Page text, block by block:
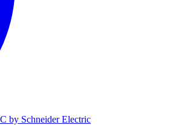
by Schneider Electric